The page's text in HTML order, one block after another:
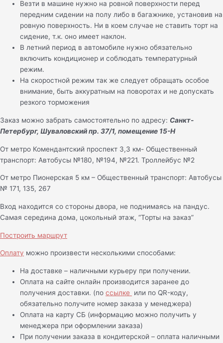
Везти в машине нужно на ровной поверхности перед
передним сидении на полу либо в багажнике, установив на
ровную поверхность. Ни в коем случае не ставить торт на
сидение, т.к. оно имеет наклон.
В летний период в автомобиле нужно обязательно
включить кондиционер и соблюдать температурный
режим.
На скоростной режим так же следует обращать особое
внимание, быть аккуратным на поворотах и не допускать
резкого торможения
Заказ можно забрать самостоятельно по адресу: Санкт-
Петербург, Шуваловский пр. 37/1, помещение 15-Н
От метро Комендантский проспект 3,3 км- Общественный
транспорт: Автобусы №180, №194, №221. Троллейбус №2
От метро Пионерская 5 км – Общественный транспорт: Автобусы
№ 171, 135, 267
Вход находится со стороны двора, не поднимаясь на пандус.
Самая середина дома, цокольный этаж, “Торты на заказ”
Построить маршрут
Оплату можно произвести несколькими способами:
На доставке – наличными курьеру при получении.
Оплата на сайте онлайн производится заранее до
получения доставки. (по ссылке или по QR-коду,
обязательно получите номер заказа у менеджера)
Оплата на карту СБ (информацию можно получить у
менеджера при оформлении заказа)
При получении заказа в кондитерской – оплата наличными